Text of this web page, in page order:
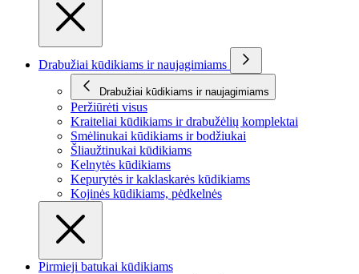
Drabužiai kūdikiams ir naujagimiams
Drabužiai kūdikiams ir naujagimiams
Peržiūrėti visus
Kraiteliai kūdikiams ir drabužėlių komplektai
Smėlinukai kūdikiams ir bodžiukai
Šliaužtinukai kūdikiams
Kelnytės kūdikiams
Kepurytės ir kaklaskarės kūdikiams
Kojinės kūdikiams, pėdkelnės
Pirmieji batukai kūdikiams